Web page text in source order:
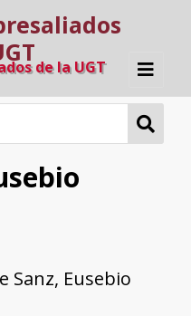
de la UGT
Sanz, Eusebio